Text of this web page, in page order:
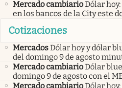
Mercado cambiarioDólar
en los bancos de la City este
Cotizaciones
MercadosDólar hoy y dólar
del domingo 9 de agosto
Mercado cambiarioDólar
domingo 9 de agosto con el
Mercado cambiarioDólar